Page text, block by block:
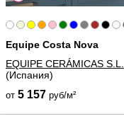
Equipe Costa Nova
EQUIPE CERÁMICAS S.L.
(Испания)
от 5 157 руб/м²